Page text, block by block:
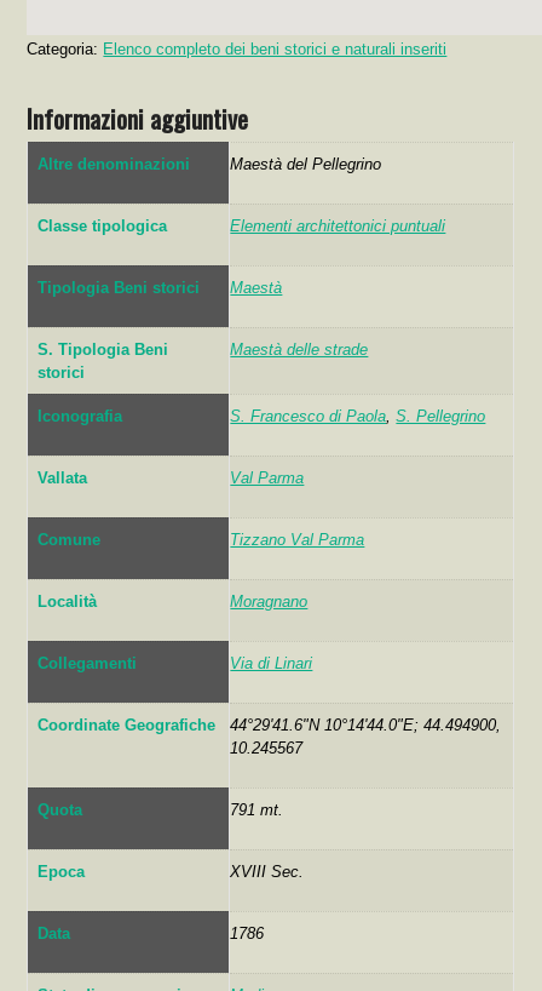
Categoria: Elenco completo dei beni storici e naturali inseriti
Informazioni aggiuntive
Altre denominazioni Maestà del Pellegrino
Classe tipologica Elementi architettonici puntuali
Tipologia Beni storici Maestà
S. Tipologia Beni
storici
Maestà delle strade
Iconografia S. Francesco di Paola,S. Pellegrino
Vallata Val Parma
Comune Tizzano Val Parma
Località Moragnano
Collegamenti Via di Linari
Coordinate Geografiche
44°29'41.6"N 10°14'44.0"E; 44.494900,
10.245567
Quota 791 mt.
Epoca XVIII Sec.
Data 1786